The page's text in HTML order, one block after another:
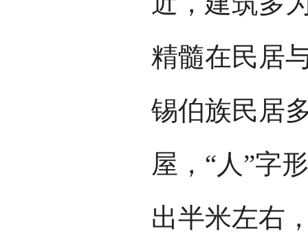
精髓在民居
锡伯族民居
屋，“人”字
出半米左右